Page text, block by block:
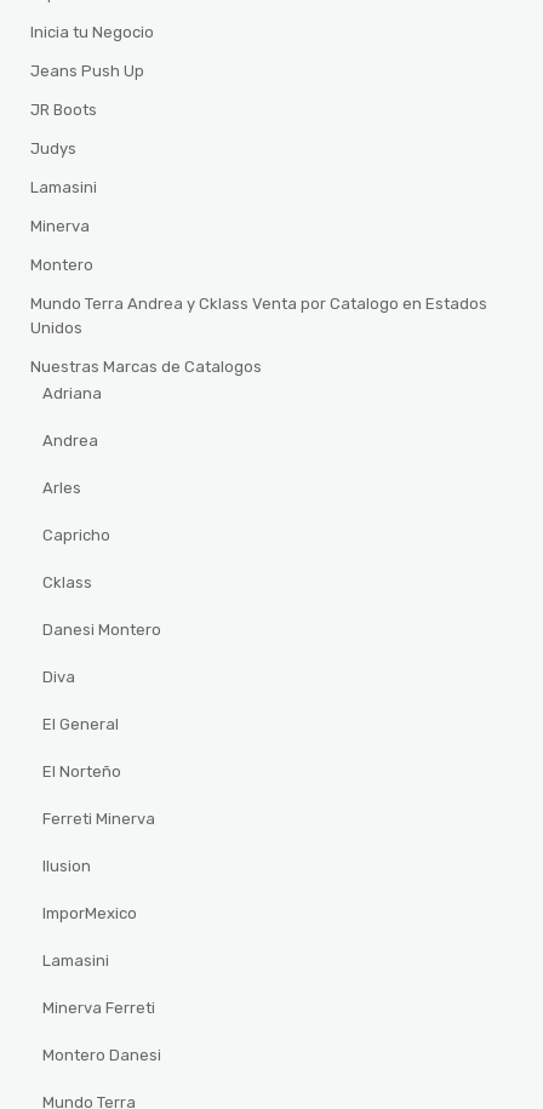
Inicia tu Negocio
Jeans Push Up
JR Boots
Judys
Lamasini
Minerva
Montero
Mundo Terra Andrea y Cklass Venta por Catalogo en Estados
Unidos
Nuestras Marcas de Catalogos
Adriana
Andrea
Arles
Capricho
Cklass
Danesi Montero
Diva
El General
El Norteño
Ferreti Minerva
Ilusion
ImporMexico
Lamasini
Minerva Ferreti
Montero Danesi
Mundo Terra